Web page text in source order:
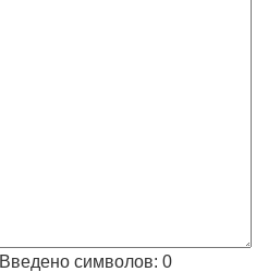
Введено символов: 0